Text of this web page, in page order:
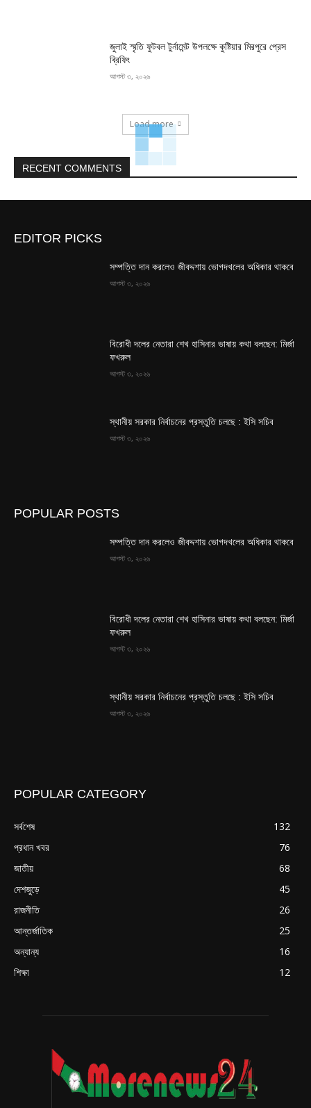
জুলাই স্মৃতি ফুটবল টুর্নামেন্ট উপলক্ষে কুষ্টিয়ার মিরপুরে প্রেস
ব্রিফিং
আগস্ট ৩, ২০২৬
Load more
RECENT COMMENTS
EDITOR PICKS
সম্পত্তি দান করলেও জীবদ্দশায় ভোগদখলের অধিকার থাকবে
আগস্ট ৩, ২০২৬
বিরোধী দলের নেতারা শেখ হাসিনার ভাষায় কথা বলছেন: মির্জা
ফখরুল
আগস্ট ৩, ২০২৬
স্থানীয় সরকার নির্বাচনের প্রস্তুতি চলছে : ইসি সচিব
আগস্ট ৩, ২০২৬
POPULAR POSTS
সম্পত্তি দান করলেও জীবদ্দশায় ভোগদখলের অধিকার থাকবে
আগস্ট ৩, ২০২৬
বিরোধী দলের নেতারা শেখ হাসিনার ভাষায় কথা বলছেন: মির্জা
ফখরুল
আগস্ট ৩, ২০২৬
স্থানীয় সরকার নির্বাচনের প্রস্তুতি চলছে : ইসি সচিব
আগস্ট ৩, ২০২৬
POPULAR CATEGORY
সর্বশেষ
132
প্রধান খবর
76
জাতীয়
68
দেশজুড়ে
45
রাজনীতি
26
আন্তর্জাতিক
25
অন্যান্য
16
শিক্ষা
12